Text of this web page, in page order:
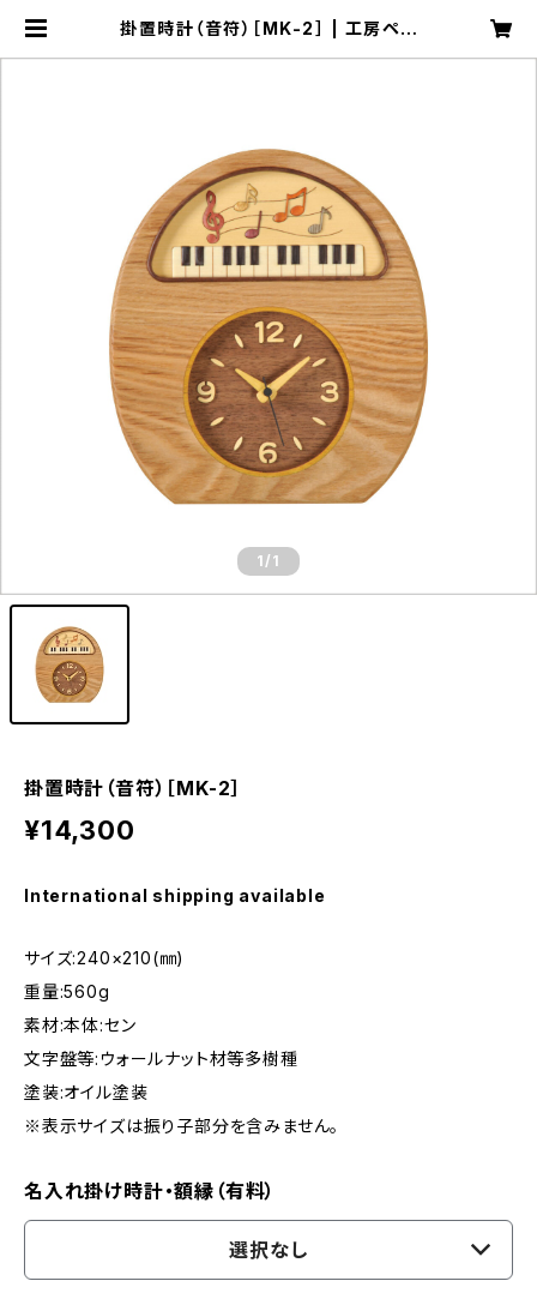
掛置時計（音符）［MK-2］ | 工房ペッ
1 /1
掛置時計（音符）［MK-2］
¥14,300
International shipping available
サイズ:240×210(㎜)
重量:560g
素材:本体:セン
文字盤等:ウォールナット材等多樹種
塗装:オイル塗装
※表示サイズは振り子部分を含みません。
名入れ掛け時計・額縁（有料）
選択なし